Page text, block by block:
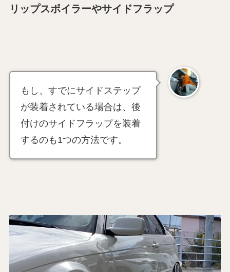
リップスポイラーやサイドフラップ
もし、すでにサイドステップ
が装着されている場合は、後
付けのサイドフラップを装着
するのも1つの方法です。